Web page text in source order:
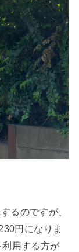
るのですが、
円になりま
用する方が